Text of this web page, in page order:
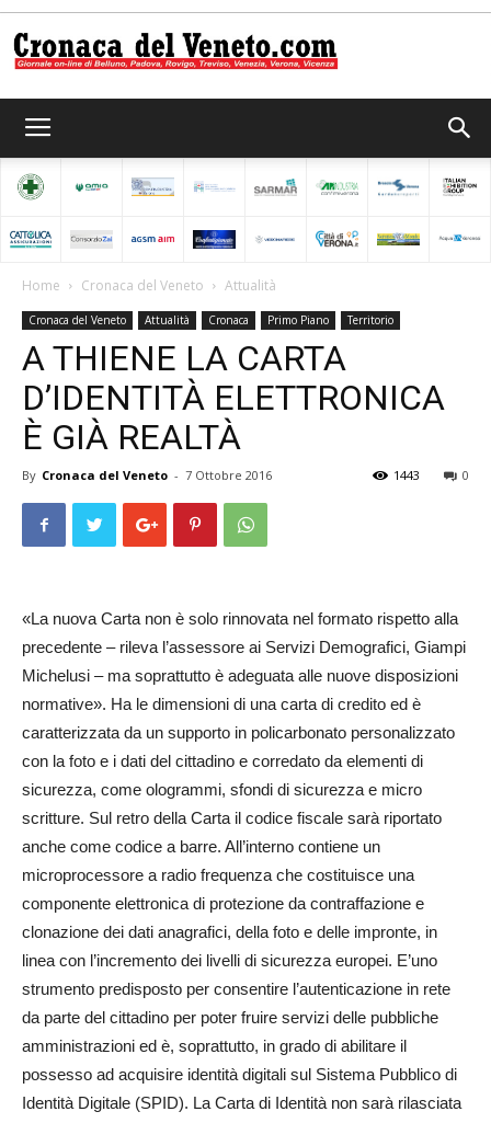
del
Veneto
Home Cronaca del Veneto Attualità
Cronaca del Veneto Attualità Cronaca Primo Piano Territorio
A THIENE LA CARTA
D’IDENTITÀ ELETTRONICA
È GIÀ REALTÀ
By Cronaca del Veneto - 7 Ottobre 2016 0
1443
«La nuova Carta non è solo rinnovata nel formato rispetto alla
precedente – rileva l’assessore ai Servizi Demografici, Giampi
Michelusi – ma soprattutto è adeguata alle nuove disposizioni
normative». Ha le dimensioni di una carta di credito ed è
caratterizzata da un supporto in policarbonato personalizzato
con la foto e i dati del cittadino e corredato da elementi di
sicurezza, come ologrammi, sfondi di sicurezza e micro
scritture. Sul retro della Carta il codice fiscale sarà riportato
anche come codice a barre. All’interno contiene un
microprocessore a radio frequenza che costituisce una
componente elettronica di protezione da contraffazione e
clonazione dei dati anagrafici, della foto e delle impronte, in
linea con l’incremento dei livelli di sicurezza europei. E’uno
strumento predisposto per consentire l’autenticazione in rete
da parte del cittadino per poter fruire servizi delle pubbliche
amministrazioni ed è, soprattutto, in grado di abilitare il
possesso ad acquisire identità digitali sul Sistema Pubblico di
Identità Digitale (SPID). La Carta di Identità non sarà rilasciata